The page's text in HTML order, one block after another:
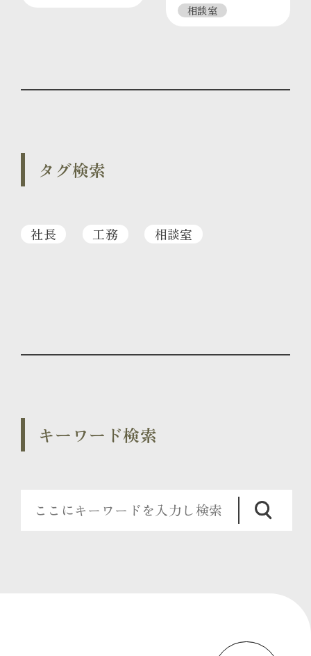
相談室
タグ検索
社長 工務 相談室
キーワード検索